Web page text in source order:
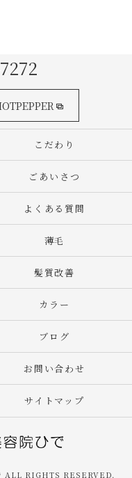
こだわり
ごあいさつ
よくある質問
薄毛
髪質改善
カラー
ブログ
お問い合わせ
サイトマップ
ALL RIGHTS RESERVED.